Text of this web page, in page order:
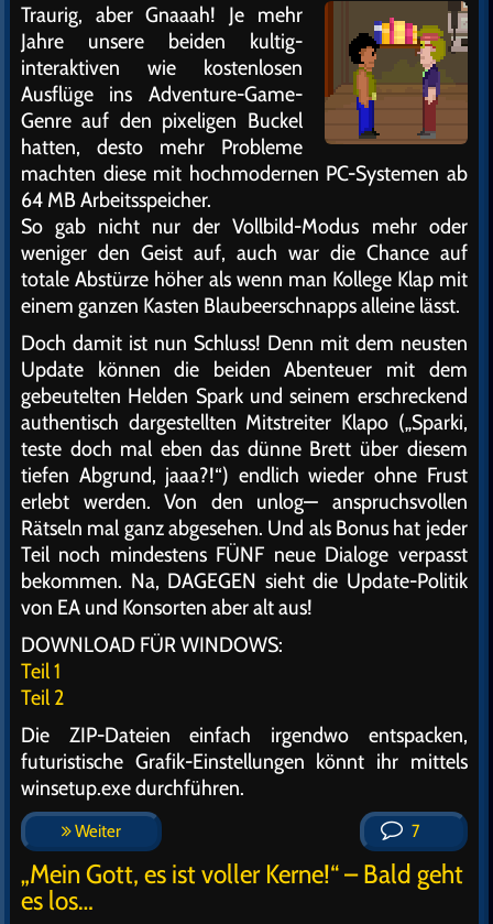
Traurig, aber Gnaaah! Je mehr
Jahre unsere beiden kultig-
interaktiven wie kostenlosen
Ausflüge ins Adventure-Game-
Genre auf den pixeligen Buckel
hatten, desto mehr Probleme
machten diese mit hochmodernen PC-Systemen ab
64 MB Arbeitsspeicher.
So gab nicht nur der Vollbild-Modus mehr oder
weniger den Geist auf, auch war die Chance auf
totale Abstürze höher als wenn man Kollege Klap mit
einem ganzen Kasten Blaubeerschnapps alleine lässt.
Doch damit ist nun Schluss! Denn mit dem neusten
Update können die beiden Abenteuer mit dem
gebeutelten Helden Spark und seinem erschreckend
authentisch dargestellten Mitstreiter Klapo („Sparki,
teste doch mal eben das dünne Brett über diesem
tiefen Abgrund, jaaa?!“) endlich wieder ohne Frust
erlebt werden. Von den unlog— anspruchsvollen
Rätseln mal ganz abgesehen. Und als Bonus hat jeder
Teil noch mindestens FÜNF neue Dialoge verpasst
bekommen. Na, DAGEGEN sieht die Update-Politik
von EA und Konsorten aber alt aus!
DOWNLOAD FÜR WINDOWS:
Teil 1
Teil 2
Die ZIP-Dateien einfach irgendwo entspacken,
futuristische Grafik-Einstellungen könnt ihr mittels
winsetup.exe durchführen.
Weiter 7
„Mein Gott, es ist voller Kerne!“ – Bald geht
es los…